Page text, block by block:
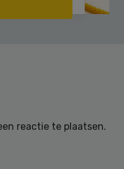
reactie te plaatsen.